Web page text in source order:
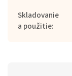
Skladovanie
a použitie: